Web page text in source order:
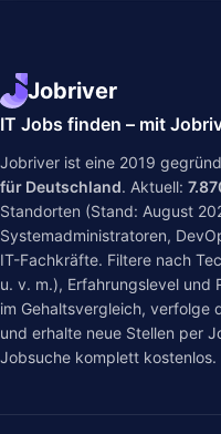
Jobriver
IT Jobs finden – mit
Jobriver ist eine 2019
für Deutschland. Aktuell:
Standorten (Stand: August
Systemadministratoren,
IT-Fachkräfte. Filtere nach
u. v. m.), Erfahrungslevel und
im Gehaltsvergleich, verfolge
und erhalte neue Stellen per
Jobsuche komplett kostenlos.